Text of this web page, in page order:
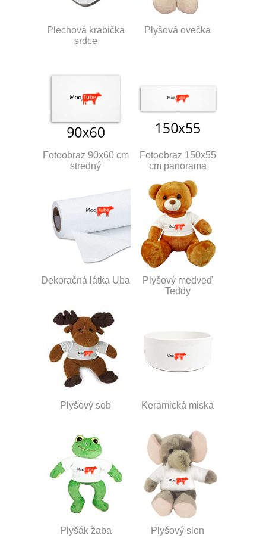
Plechová krabička
srdce
Plyšová ovečka
Fotoobraz 90x60 cm
stredný
Fotoobraz 150x55
cm panorama
Dekoračná látka Uba
Plyšový medveď
Teddy
Plyšový sob Keramická miska
Plyšák žaba Plyšový slon